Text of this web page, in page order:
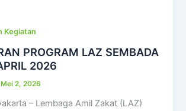
Kegiatan
PROGRAM LAZ SEMBADA
2026
Mei 2, 2026
– Lembaga Amil Zakat (LAZ)